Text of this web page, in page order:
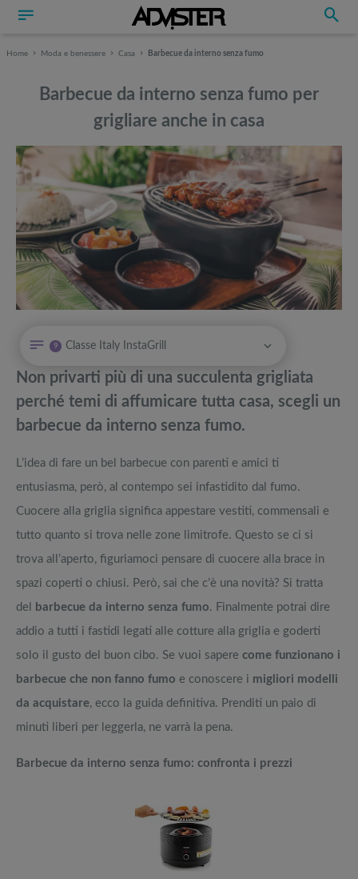
Home Moda e benessere Casa Barbecue da interno senza fumo
Barbecue da interno senza fumo per
grigliare anche in casa
Miglior barbecue elettrico da esterno: quale scegliere?
Migliori barbecue a carbone: Prezzi, recensioni, caratteristiche, vantaggi
Attrezzi sportivi a metà prezzo Black Friday: Tapis roulant, cyclette,
Offerte robot aspirapolvere da non perdere nella Black Friday Week
9 Classe Italy InstaGrill
Non privarti più di una succulenta grigliata
perché temi di affumicare tutta casa, scegli un
barbecue da interno senza fumo.
L’idea di fare un bel barbecue con parenti e amici ti
entusiasma, però, al contempo sei infastidito dal fumo.
Cuocere alla griglia significa appestare vestiti, commensali e
tutto quanto si trova nelle zone limitrofe. Questo se ci si
trova all’aperto, figuriamoci pensare di cuocere alla brace in
spazi coperti o chiusi. Però, sai che c’è una novità? Si tratta
del
barbecue da interno senza fumo. Finalmente potrai dire
addio a tutti i fastidi legati alle cotture alla griglia e goderti
solo il gusto del buon cibo. Se vuoi sapere come funzionano i
barbecue che non fanno fumo e conoscere i migliori modelli
da acquistare, ecco la guida definitiva. Prenditi un paio di
minuti liberi per leggerla, ne varrà la pena.
Barbecue da interno senza fumo: confronta i prezzi